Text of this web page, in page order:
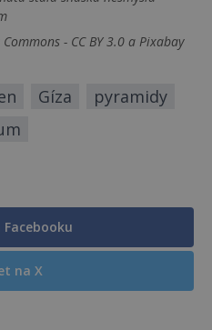
- CC BY 3.0 a Pixabay
Gíza
pyramidy
na X